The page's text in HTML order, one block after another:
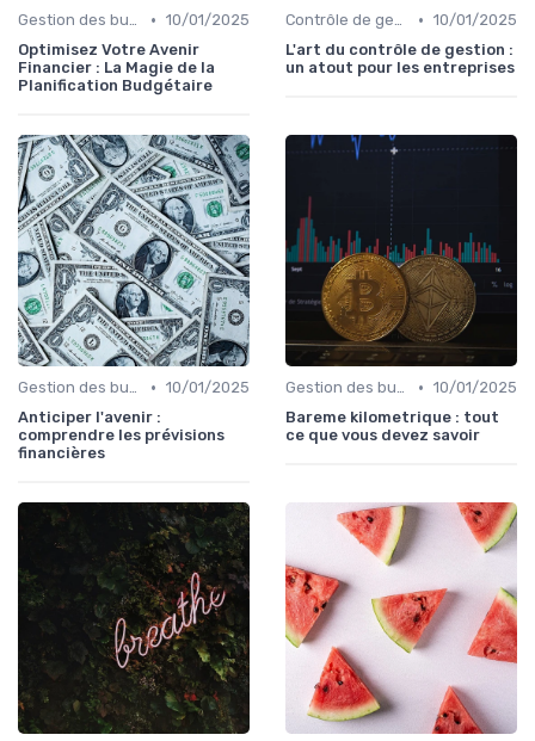
Gestion des budgets & prévisions • 10/01/2025
Optimisez Votre Avenir
Financier : La Magie de la
Planification Budgétaire
Contrôle de gestion & FP&A • 10/01/2025
L'art du contrôle de gestion :
un atout pour les entreprises
Gestion des budgets & prévisions • 10/01/2025
Anticiper l'avenir :
comprendre les prévisions
financières
Gestion des budgets & prévisions • 10/01/2025
Bareme kilometrique : tout
ce que vous devez savoir